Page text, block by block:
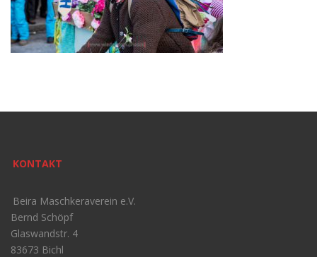
KONTAKT
Beira Maschkeraverein e.V.
Bernd Schöpf
Glaswandstr. 4
83673 Bichl